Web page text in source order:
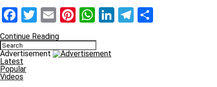
Facebook
Twitter
EmailPinterest
WhatsApp
LinkedIn
Telegram
Continue Reading
Advertisement
Latest
Popular
Videos